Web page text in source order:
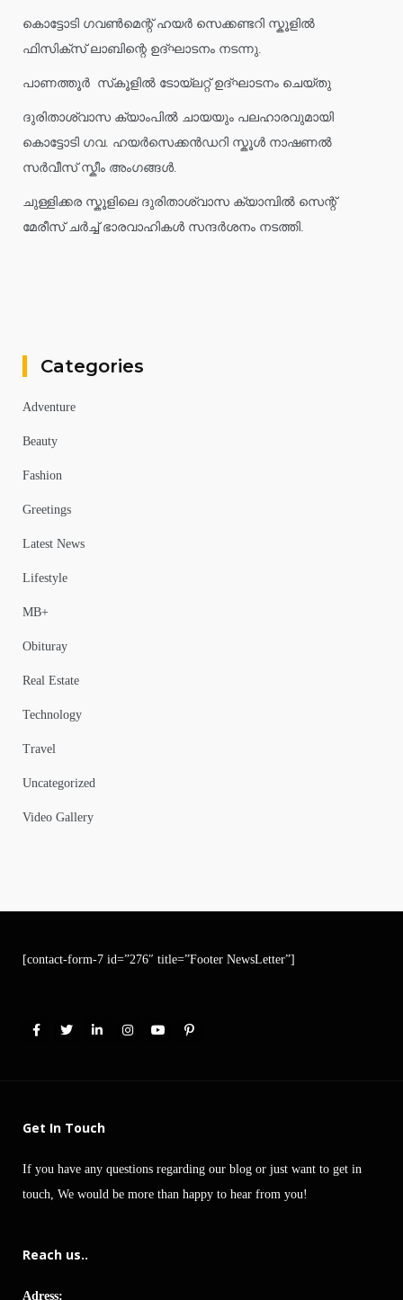
കൊട്ടോടി ഗവൺമെന്റ് ഹയർ സെക്കണ്ടറി സ്കൂളിൽ
ഫിസിക്സ് ലാബിന്റെ ഉദ്ഘാടനം നടന്നു.
പാണത്തൂർ സ്‌കൂളിൽ ടോയ്ലറ്റ് ഉദ്ഘാടനം ചെയ്തു
ദുരിതാശ്വാസ ക്യാംപിൽ ചായയും പലഹാരവുമായി
കൊട്ടോടി ഗവ. ഹയർസെക്കൻഡറി സ്കൂൾ നാഷണൽ
സർവീസ് സ്കീം അംഗങ്ങൾ.
ചുള്ളിക്കര സ്കൂളിലെ ദുരിതാശ്വാസ ക്യാമ്പിൽ സെന്റ്
മേരീസ് ചർച്ച് ഭാരവാഹികൾ സന്ദർശനം നടത്തി.
Categories
Adventure
Beauty
Fashion
Greetings
Latest News
Lifestyle
MB+
Obituray
Real Estate
Technology
Travel
Uncategorized
Video Gallery
[contact-form-7 id=”276″ title=”Footer NewsLetter”]
Get In Touch
If you have any questions regarding our blog or just want to get in
touch, We would be more than happy to hear from you!
Reach us..
Adress: